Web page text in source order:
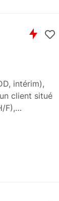
intérim),
client situé
F),…